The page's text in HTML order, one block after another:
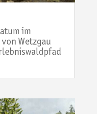
im
Wetzgau